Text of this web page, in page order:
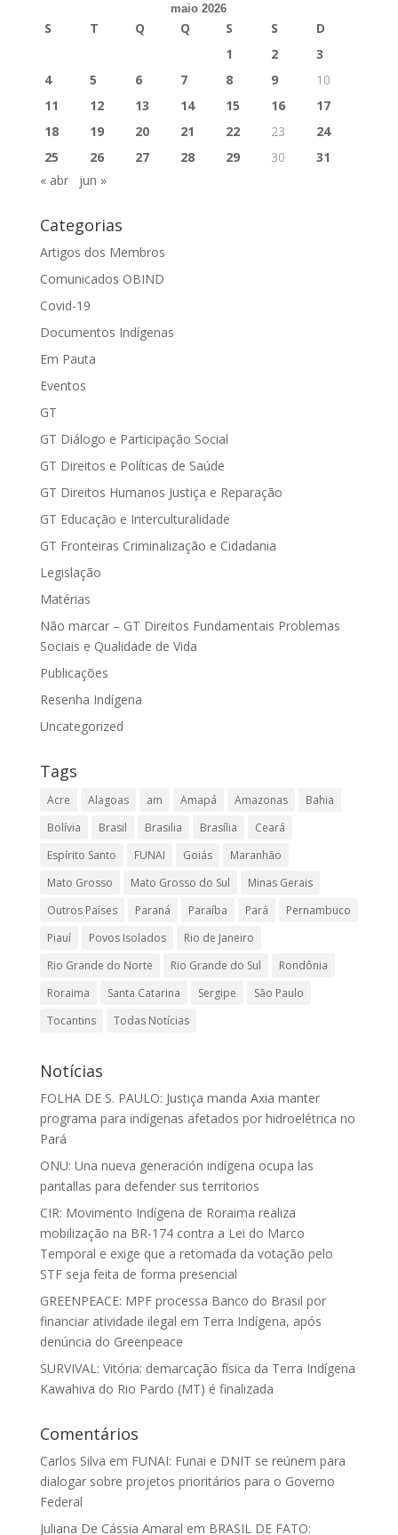
maio 2026
S T Q Q S S
D
1
2
3
4
5 6 7 8 9
10
11
12 13 14 15 16
17
18
19 20 21 22 23
24
25
26 27 28 29 30
31
« abr
jun »
Categorias
Artigos dos Membros
Comunicados OBIND
Covid-19
Documentos Indígenas
Em Pauta
Eventos
GT
GT Diálogo e Participação Social
GT Direitos e Políticas de Saúde
GT Direitos Humanos Justiça e Reparação
GT Educação e Interculturalidade
GT Fronteiras Criminalização e Cidadania
Legislação
Matérias
Não marcar – GT Direitos Fundamentais Problemas
Sociais e Qualidade de Vida
Publicações
Resenha Indígena
Uncategorized
Tags
Acre Alagoas am Amapá Amazonas
Bahia
Bolívia
Brasil Brasilia Brasília
Ceará
Espírito Santo
FUNAI Goiás
Maranhão
Mato Grosso
Mato Grosso do Sul
Minas Gerais
Outros Países
Paraná Paraíba Pará
Pernambuco
Piauí
Povos Isolados
Rio de Janeiro
Rio Grande do Norte
Rio Grande do Sul
Rondônia
Roraima
Santa Catarina Sergipe
São Paulo
Tocantins
Todas Notícias
Notícias
FOLHA DE S. PAULO: Justiça manda Axia manter
programa para indígenas afetados por hidroelétrica no
Pará
ONU: Una nueva generación indígena ocupa las
pantallas para defender sus territorios
CIR: Movimento Indígena de Roraima realiza
mobilização na BR-174 contra a Lei do Marco
Temporal e exige que a retomada da votação pelo
STF seja feita de forma presencial
GREENPEACE: MPF processa Banco do Brasil por
financiar atividade ilegal em Terra Indígena, após
denúncia do Greenpeace
SURVIVAL: Vitória: demarcação física da Terra Indígena
Kawahiva do Rio Pardo (MT) é finalizada
Comentários
Carlos Silva em FUNAI: Funai e DNIT se reúnem para
dialogar sobre projetos prioritários para o Governo
Federal
Juliana De Cássia Amaral em BRASIL DE FATO: